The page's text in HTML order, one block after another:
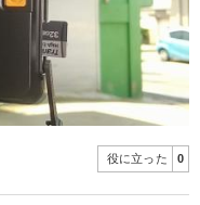
役に立った 0